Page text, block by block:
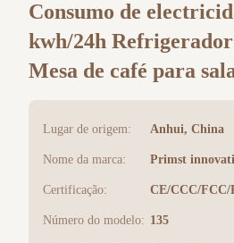
Consumo de
kwh/24h
Mesa de café para
Lugar de origem: Anhui, China
Nome da marca: Primst
Certificação: CE/CCC/FCC/
Número do modelo: 135